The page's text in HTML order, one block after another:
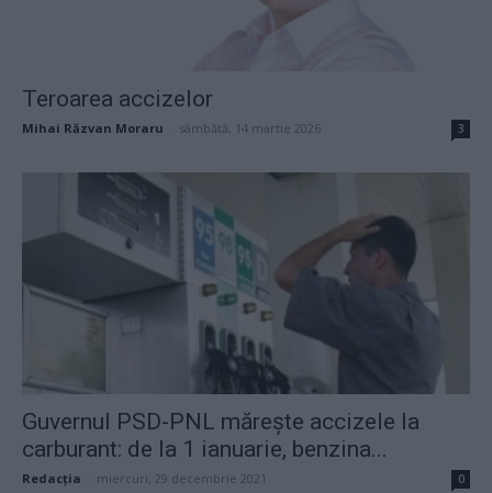
Teroarea accizelor
Mihai Răzvan Moraru sâmbătă, 14 martie 2026 3
Guvernul PSD-PNL mărește accizele la
carburant: de la 1 ianuarie, benzina...
Redacţia miercuri, 29 decembrie 2021 0